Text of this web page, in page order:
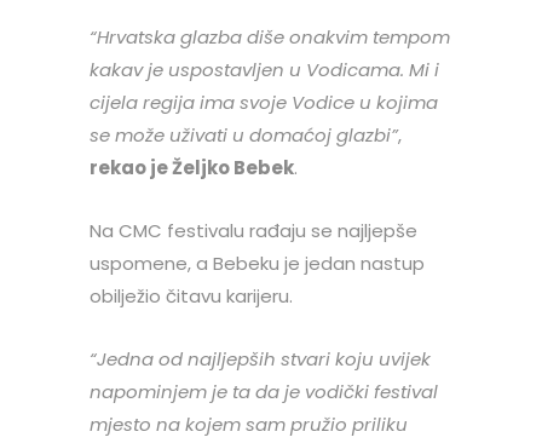
“Hrvatska glazba diše onakvim tempom
kakav je uspostavljen u Vodicama. Mi i
cijela regija ima svoje Vodice u kojima
se može uživati u domaćoj glazbi”,
rekao je Željko Bebek.
Na CMC festivalu rađaju se najljepše
uspomene, a Bebeku je jedan nastup
obilježio čitavu karijeru.
“Jedna od najljepših stvari koju uvijek
napominjem je ta da je vodički festival
mjesto na kojem sam pružio priliku